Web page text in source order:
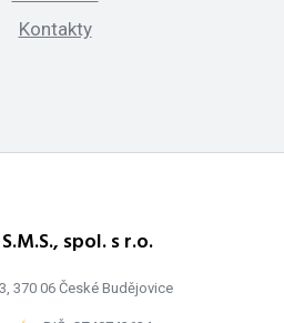
Kontakty
S.M.S., spol. s r.o.
370 06 České Budějovice